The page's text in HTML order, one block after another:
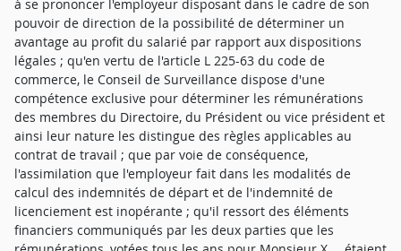
à se prononcer l'employeur disposant dans le cadre de son
pouvoir de direction de la possibilité de déterminer un
avantage au profit du salarié par rapport aux dispositions
légales ; qu'en vertu de l'article L 225-63 du code de
commerce, le Conseil de Surveillance dispose d'une
compétence exclusive pour déterminer les rémunérations
des membres du Directoire, du Président ou vice président et
ainsi leur nature les distingue des règles applicables au
contrat de travail ; que par voie de conséquence,
l'assimilation que l'employeur fait dans les modalités de
calcul des indemnités de départ et de l'indemnité de
licenciement est inopérante ; qu'il ressort des éléments
financiers communiqués par les deux parties que les